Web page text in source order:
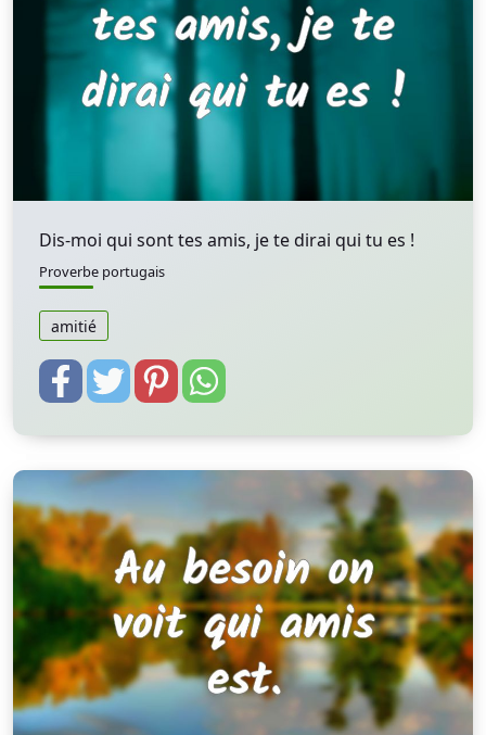
Dis-moi qui sont tes amis, je te dirai qui tu es !
Proverbe portugais
amitié